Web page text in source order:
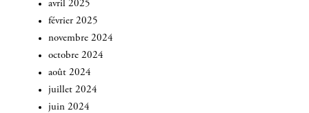
avril 2025
février 2025
novembre 2024
octobre 2024
août 2024
juillet 2024
juin 2024